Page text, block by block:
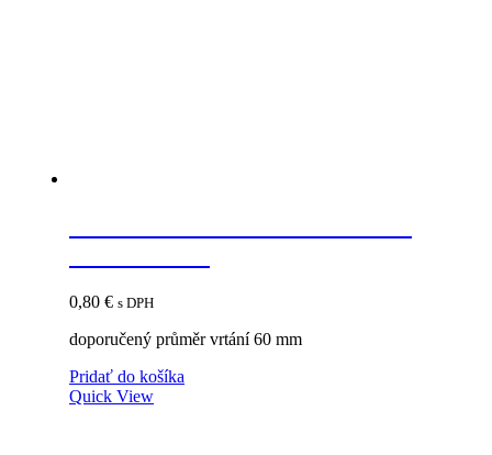
0,80 € s DPH
doporučený průměr vrtání 60 mm
Pridať do košíka
Quick View